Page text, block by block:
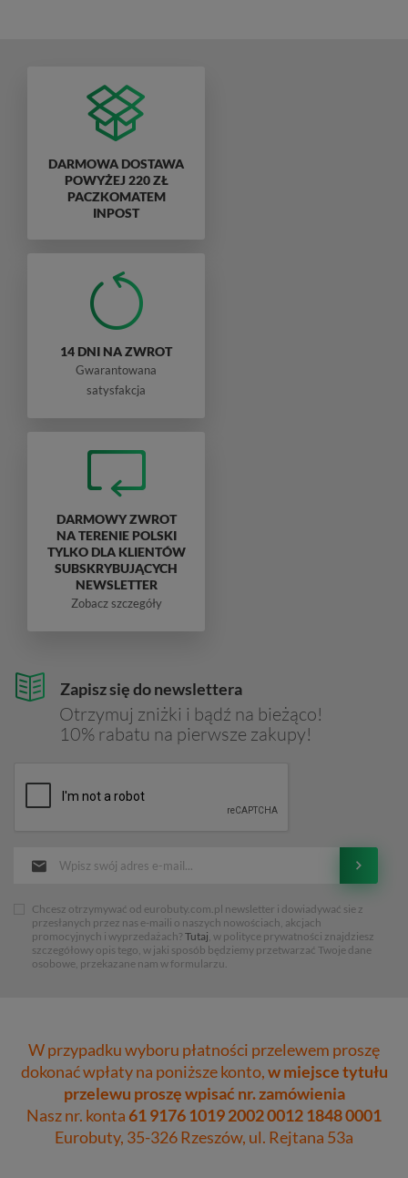
Zapisz się do newslettera
Otrzymuj zniżki i bądź na bieżąco!
10% rabatu na pierwsze zakupy!
Chcesz otrzymywać od eurobuty.com.pl newsletter i dowiadywać sie z
przesłanych przez nas e-maili o naszych nowościach, akcjach
promocyjnych i wyprzedażach? Tutaj, w polityce prywatności znajdziesz
szczegółowy opis tego, w jaki sposób będziemy przetwarzać Twoje dane
osobowe, przekazane nam w formularzu.
DARMOWA DOSTAWA
POWYŻEJ 220 ZŁ
PACZKOMATEM
INPOST
14 DNI NA ZWROT
Gwarantowana
satysfakcja
DARMOWY ZWROT
NA TERENIE POLSKI
TYLKO DLA KLIENTÓW
SUBSKRYBUJĄCYCH
NEWSLETTER
Zobacz szczegóły
W przypadku wyboru płatności przelewem proszę
dokonać wpłaty na poniższe konto,w miejsce tytułu
przelewu proszę wpisać nr. zamówienia
Nasz nr. konta61 9176 1019 2002 0012 1848 0001
Eurobuty, 35-326 Rzeszów, ul. Rejtana 53a